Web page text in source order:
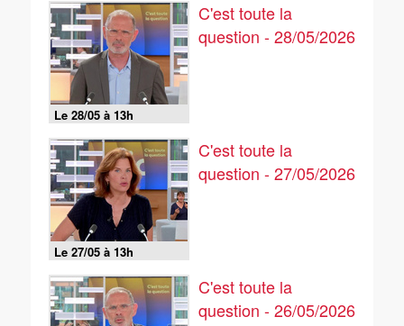
Le 28/05 à 13h
C'est toute la
question - 28/05/2026
Le 27/05 à 13h
C'est toute la
question - 27/05/2026
C'est toute la
question - 26/05/2026